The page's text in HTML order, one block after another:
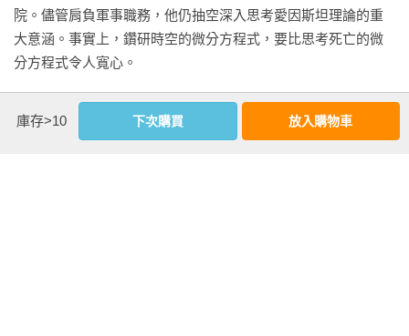
院。儘管肩負軍事職務，他仍抽空深入思考愛因斯坦理論的重
大意涵。事實上，鑽研時空的微分方程式，要比思考死亡的微
分方程式令人寬心。
將愛因斯坦理論應用於現實世界的關鍵，是找出給定物質分布
周圍的時空形狀，因為時空的形狀就是重力場。但在尋找解答
庫存>10 下次購買 放入購物車